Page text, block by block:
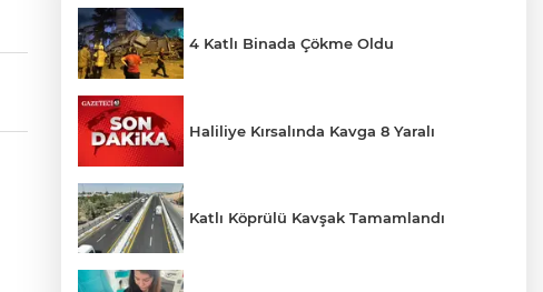
4 Katlı Binada Çökme Oldu
Haliliye Kırsalında Kavga 8 Yaralı
Katlı Köprülü Kavşak Tamamlandı